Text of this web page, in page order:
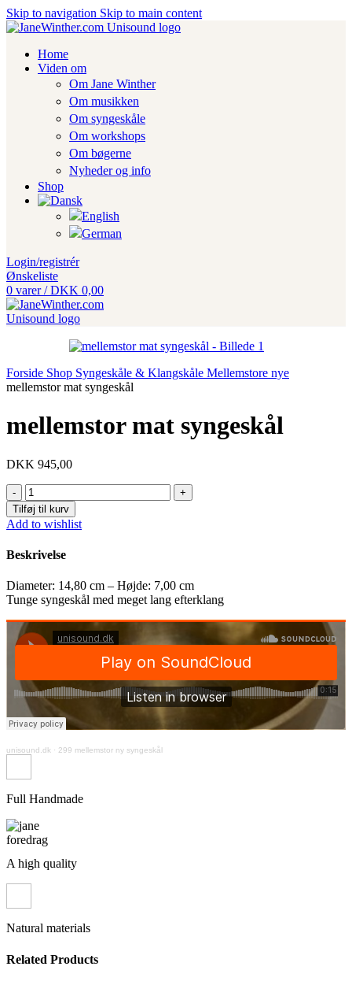
Skip to navigation Skip to main content
Home
Viden om
Om Jane Winther
Om musikken
Om syngeskåle
Om workshops
Om bøgerne
Nyheder og info
Shop
Login/registrér
Ønskeliste
0 varer / DKK 0,00
Forside Shop Syngeskåle & Klangskåle Mellemstore nye
mellemstor mat syngeskål
mellemstor mat syngeskål
DKK 945,00
mellemstor
mat
syngeskål
antal
Tilføj til kurv
Add to wishlist
Beskrivelse
Diameter: 14,80 cm – Højde: 7,00 cm
Tunge syngeskål med meget lang efterklang
unisound.dk · 299 mellemstor ny syngeskål
Full Handmade
A high quality
Natural materials
Related Products